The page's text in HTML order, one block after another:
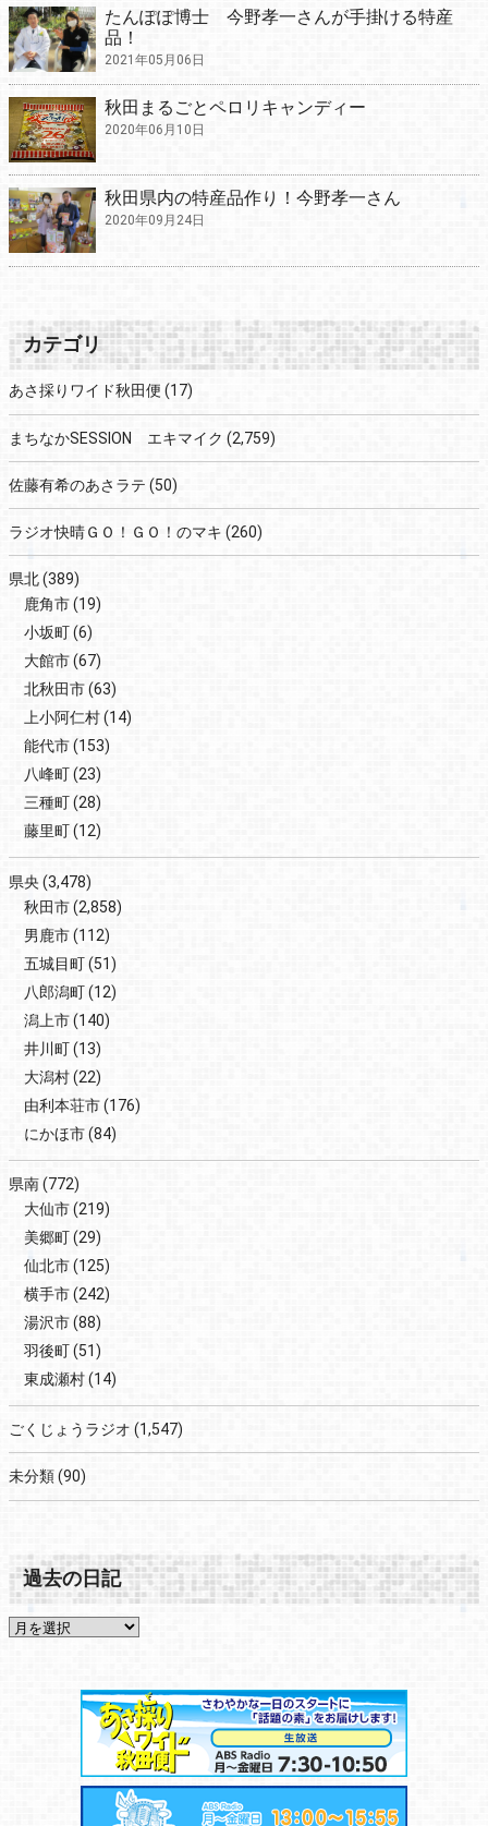
たんぽぽ博士 今野孝一さんが手掛ける特産
品！
2021年05月06日
秋田まるごとペロリキャンディー
2020年06月10日
秋田県内の特産品作り！今野孝一さん
2020年09月24日
カテゴリ
あさ採りワイド秋田便 (17)
まちなかSESSION エキマイク (2,759)
佐藤有希のあさラテ (50)
ラジオ快晴ＧＯ！ＧＯ！のマキ (260)
県北(389)
鹿角市(19)
小坂町(6)
大館市(67)
北秋田市(63)
上小阿仁村(14)
能代市(153)
八峰町(23)
三種町(28)
藤里町(12)
県央 (3,478)
秋田市(2,858)
男鹿市(112)
五城目町(51)
八郎潟町(12)
潟上市(140)
井川町(13)
大潟村(22)
由利本荘市(176)
にかほ市(84)
県南(772)
大仙市(219)
美郷町(29)
仙北市(125)
横手市(242)
湯沢市(88)
羽後町(51)
東成瀬村(14)
ごくじょうラジオ (1,547)
未分類(90)
過去の日記